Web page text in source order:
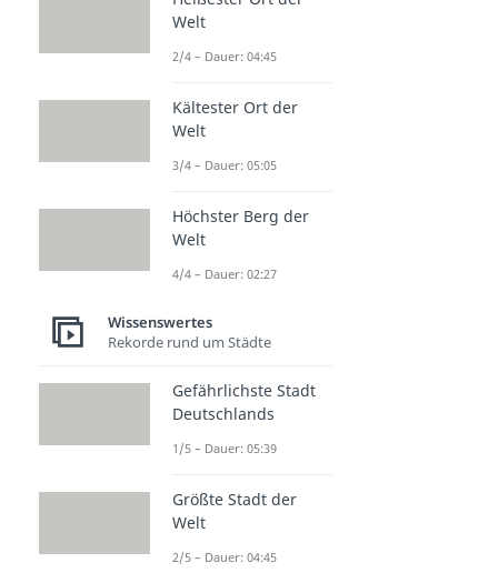
Welt
2/4 – Dauer: 04:45
Kältester Ort der
Welt
3/4 – Dauer: 05:05
Höchster Berg der
Welt
4/4 – Dauer: 02:27
Wissenswertes
Rekorde rund um Städte
Gefährlichste Stadt
Deutschlands
1/5 – Dauer: 05:39
Größte Stadt der
Welt
2/5 – Dauer: 04:45